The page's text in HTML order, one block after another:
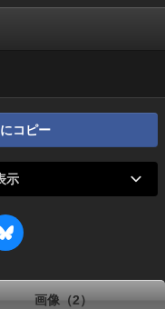
コピー
示
画像（2）